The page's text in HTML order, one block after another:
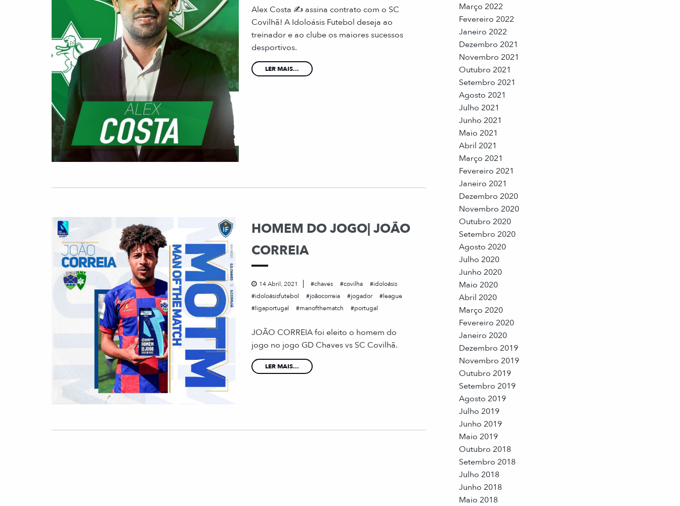
Alex Costa ✍️ assina contrato com o SC
Covilhã! A Idoloásis Futebol deseja ao
treinador e ao clube os maiores sucessos
desportivos.
LER MAIS...
HOMEM DO JOGO| JOÃO
CORREIA
14 Abril, 2021 chaves covilha
idoloásis
idoloásisfutebol
joãocorreia jogador
league
ligaportugal
manofthematch portugal
JOÃO CORREIA foi eleito o homem do
jogo no jogo GD Chaves vs SC Covilhã.
LER MAIS...
Março 2022
Fevereiro 2022
Janeiro 2022
Dezembro 2021
Novembro 2021
Outubro 2021
Setembro 2021
Agosto 2021
Julho 2021
Junho 2021
Maio 2021
Abril 2021
Março 2021
Fevereiro 2021
Janeiro 2021
Dezembro 2020
Novembro 2020
Outubro 2020
Setembro 2020
Agosto 2020
Julho 2020
Junho 2020
Maio 2020
Abril 2020
Março 2020
Fevereiro 2020
Janeiro 2020
Dezembro 2019
Novembro 2019
Outubro 2019
Setembro 2019
Agosto 2019
Julho 2019
Junho 2019
Maio 2019
Outubro 2018
Setembro 2018
Julho 2018
Junho 2018
Maio 2018